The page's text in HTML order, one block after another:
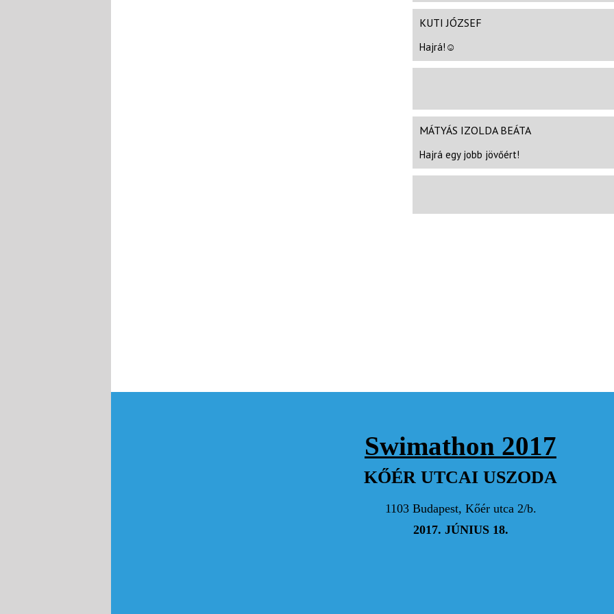
KUTI JÓZSEF
Hajrá!☺
MÁTYÁS IZOLDA BEÁTA
Hajrá egy jobb jövőért!
Hajrá!
Swimathon 2017
KŐÉR UTCAI USZODA
1103 Budapest, Kőér utca 2/b.
2017. JÚNIUS 18.